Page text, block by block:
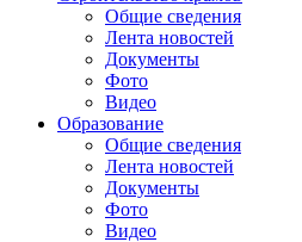
Общие сведения
Лента новостей
Документы
Фото
Видео
Образование
Общие сведения
Лента новостей
Документы
Фото
Видео